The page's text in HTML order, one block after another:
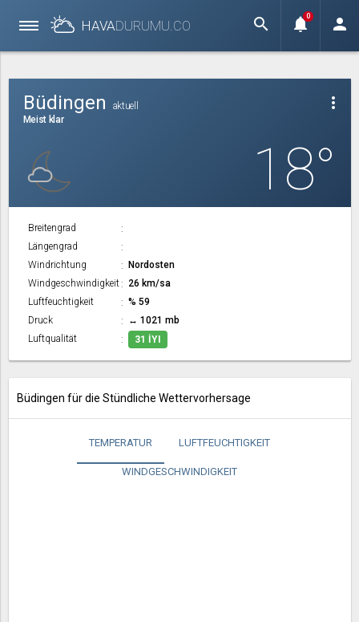
HAVADURUMU.CO search notifications
0 person
more_vert
Büdingen
aktuell
Meist klar
18°
Breitengrad
Längengrad
Windrichtung
Nordosten
Windgeschwindigkeit
26 km/sa
Luftfeuchtigkeit
% 59
Druck
↔ 1021 mb
Luftqualität
31 İYI
Büdingen für die Stündliche Wettervorhersage
TEMPERATUR LUFTFEUCHTIGKEIT
WINDGESCHWINDIGKEIT